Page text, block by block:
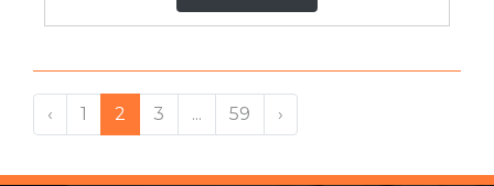
‹ 1 2 3 ... 59 ›